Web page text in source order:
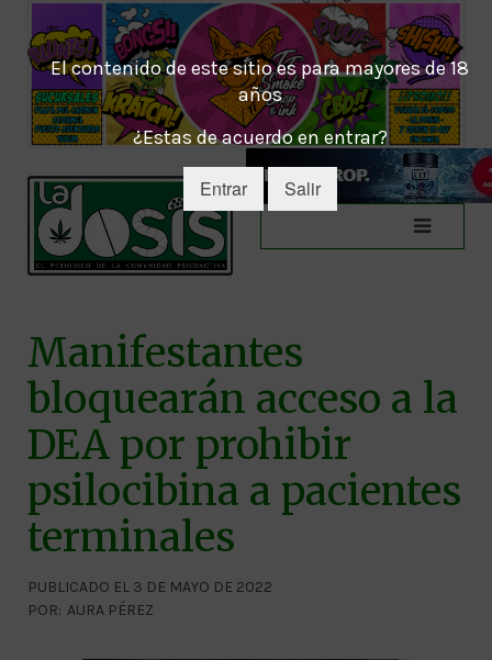
El contenido de este sitio es para mayores de 18
años
¿Estas de acuerdo en entrar?
Entrar Salir
Manifestantes
bloquearán acceso a la
DEA por prohibir
psilocibina a pacientes
terminales
PUBLICADO EL 3 DE MAYO DE 2022
POR: AURA PÉREZ